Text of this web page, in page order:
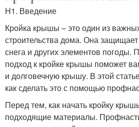
H1. Введение
Кройка крышы – это один из
строительства дома. Она
снега и других элементов
подход к кройке крышы поможет
и долговечную крышу. В этой
как сделать это с помощью
Перед тем, как начать кройку
подходящие материалы.